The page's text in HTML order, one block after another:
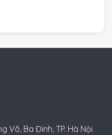
Võ, Ba Đình, TP. Hà Nội